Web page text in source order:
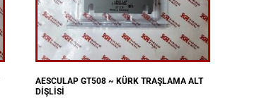
AESCULAP GT508 ~ KÜRK TRAŞLAMA ALT
DİŞLİSİ